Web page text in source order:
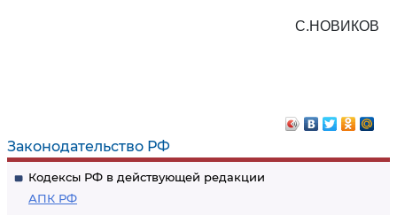
Законодательство РФ
Кодексы РФ в действующей редакции
АПК РФ
С.НОВИКОВ